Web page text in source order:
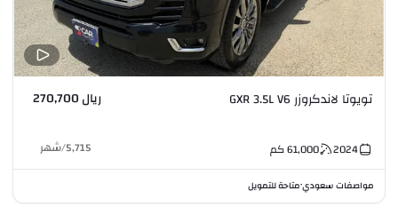
تويوتا لاندكروزر GXR 3.5L V6 ريال 270,700
2024
61,000كم 5,715
/شهر
مواصفات سعودي•متاحة للتمويل